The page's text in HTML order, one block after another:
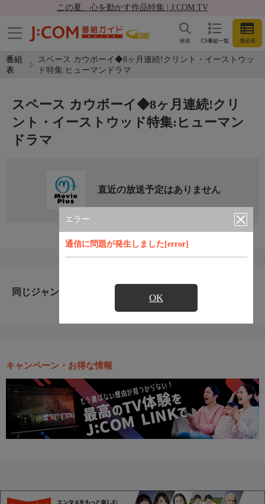
この夏、心を動かす作品特集 | J:COM TV
CS番組一覧 番組表
検索
番組
表
スペース カウボーイ◆8ヶ月連続!クリント・イーストウッ
ド特集:ヒューマンドラマ
エラー
通信に問題が発生しました[error]
OK
スペース カウボーイ◆8ヶ月連続!クリ
ント・イーストウッド特集:ヒューマン
ドラマ
直近の放送予定はありません
同じジャンルのおすすめ番組
キャンペーン・お得な情報